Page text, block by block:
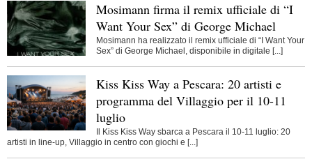
Mosimann firma il remix ufficiale di “I
Want Your Sex” di George Michael
Mosimann ha realizzato il remix ufficiale di “I Want Your
Sex” di George Michael, disponibile in digitale [...]
Kiss Kiss Way a Pescara: 20 artisti e
programma del Villaggio per il 10-11
luglio
Il Kiss Kiss Way sbarca a Pescara il 10-11 luglio: 20
artisti in line-up, Villaggio in centro con giochi e [...]